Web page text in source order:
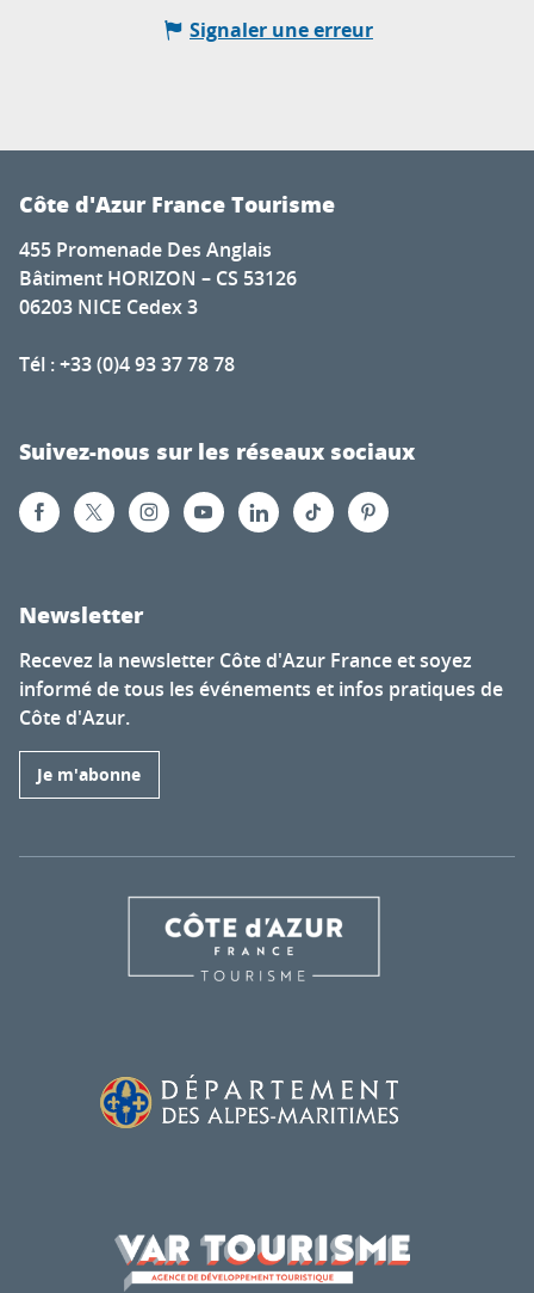
Signaler une erreur
Côte d'Azur France Tourisme
455 Promenade Des Anglais
Bâtiment HORIZON – CS 53126
06203 NICE Cedex 3
Tél : +33 (0)4 93 37 78 78
Suivez-nous sur les réseaux sociaux
Newsletter
Recevez la newsletter Côte d'Azur France et soyez
informé de tous les événements et infos pratiques de
Côte d'Azur.
Je m'abonne